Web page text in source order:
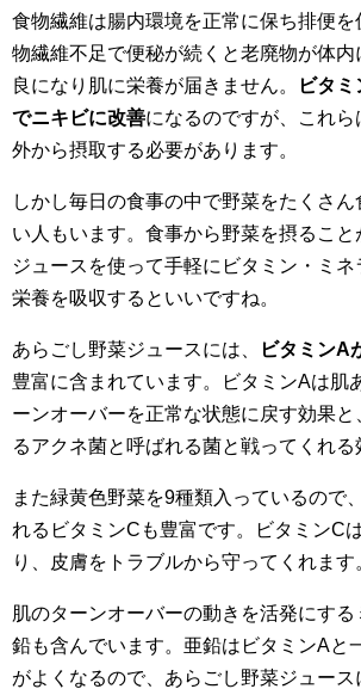
食物繊維は腸内環境を正常に保ち排便を
物繊維不足で便秘が続くと老廃物が体内
良になり肌に栄養が届きません。
ビタ
でニキビに改善になるのですが、これ
外から摂取する必要があります。
しかし毎日の食事の中で野菜をたくさ
い人もいます。食事から野菜を摂るこ
ジュースを使って手軽にビタミン・ミ
栄養を吸収するといいですね。
あらごし野菜ジュースには、 ビタミンA
豊富に含まれています。ビタミンAは肌
ーンオーバーを正常な状態に戻す効果
るアクネ菌と呼ばれる菌と戦ってくれる
また緑黄色野菜を9種類入っているので
れるビタミンCも豊富です。ビタミンC
り、皮膚をトラブルから守ってくれます
肌のターンオーバーの動きを活発にす
鉛も含んでいます。亜鉛はビタミンAと
がよくなるので、あらごし野菜ジュース